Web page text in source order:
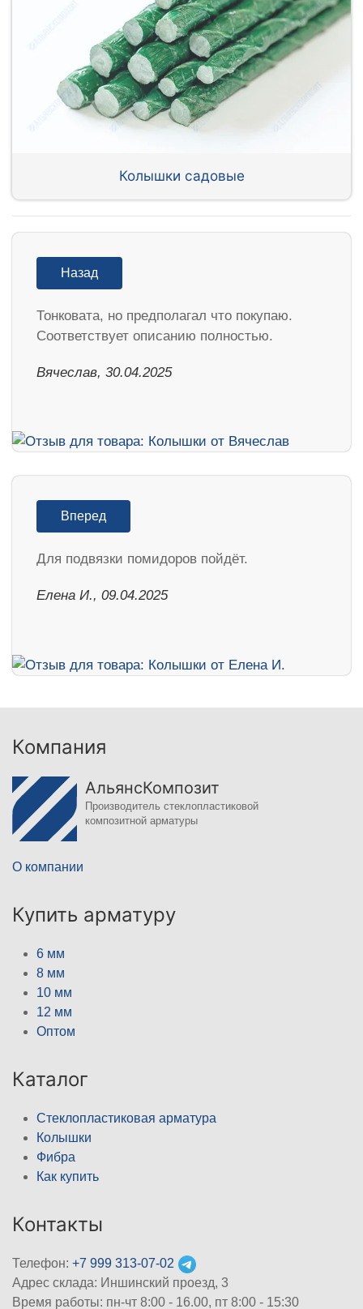
Колышки садовые
Назад
Тонковата, но предполагал что покупаю.
Соответствует описанию полностью.
Вячеслав, 30.04.2025
Вперед
Для подвязки помидоров пойдёт.
Елена И., 09.04.2025
Компания
АльянсКомпозит
Производитель стеклопластиковой
композитной арматуры
О компании
Купить арматуру
6 мм
8 мм
10 мм
12 мм
Оптом
Каталог
Стеклопластиковая арматура
Колышки
Фибра
Как купить
Контакты
Телефон: +7 999 313-07-02
Адрес склада: Иншинский проезд, 3
Время работы: пн-чт 8:00 - 16.00, пт 8:00 - 15:30